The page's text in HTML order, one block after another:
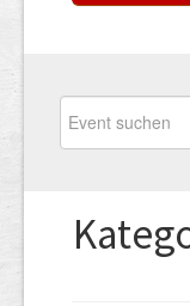
Vorteile